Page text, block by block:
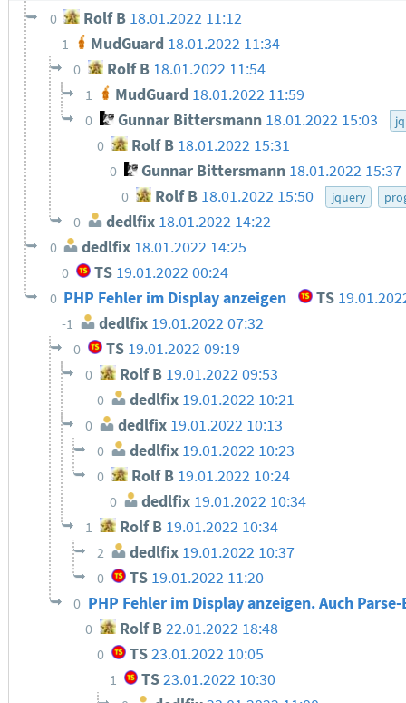
0 Rolf B 18.01.2022 11:12
1 MudGuard 18.01.2022 11:34
0 Rolf B 18.01.2022 11:54
1 MudGuard 18.01.2022 11:59
0 Gunnar Bittersmann 18.01.2022 15:03
0 Rolf B 18.01.2022 15:31
0 Gunnar Bittersmann 18.01.2022 15:37
0 Rolf B 18.01.2022 15:50 jquery
0 dedlfix 18.01.2022 14:22
0 dedlfix 18.01.2022 14:25
0 TS 19.01.2022 00:24
0 PHP Fehler im Display anzeigen TS
-1 dedlfix 19.01.2022 07:32
0 TS 19.01.2022 09:19
0 Rolf B 19.01.2022 09:53
0 dedlfix 19.01.2022 10:21
0 dedlfix 19.01.2022 10:13
0 dedlfix 19.01.2022 10:23
0 Rolf B 19.01.2022 10:24
0 dedlfix 19.01.2022 10:34
1 Rolf B 19.01.2022 10:34
2 dedlfix 19.01.2022 10:37
0 TS 19.01.2022 11:20
0 PHP Fehler im Display anzeigen. Auch
0 Rolf B22.01.2022 18:48
0 TS23.01.2022 10:05
1 TS23.01.2022 10:30